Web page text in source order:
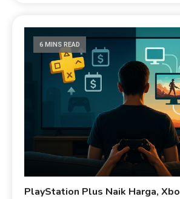
6 MINS READ
PlayStation Plus Naik Harga,